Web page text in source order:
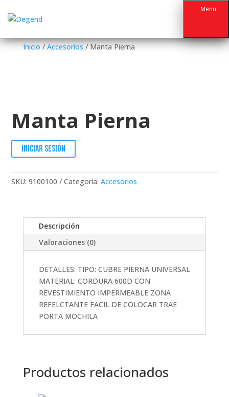
Menu
Inicio/Accesorios/ Manta Pierna
Manta Pierna
Iniciar sesión
SKU:9100100 Categoría:Accesorios
Descripción
Valoraciones (0)
DETALLES: TIPO: CUBRE PIERNA UNIVERSAL
MATERIAL: CORDURA 600D CON
REVESTIMIENTO IMPERMEABLE ZONA
REFELCTANTE FACIL DE COLOCAR TRAE
PORTA MOCHILA
Productos relacionados